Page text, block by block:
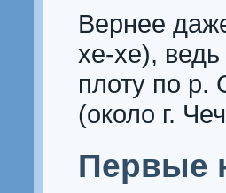
Вернее
хе-хе),
плоту по р.
(около г.
Первые